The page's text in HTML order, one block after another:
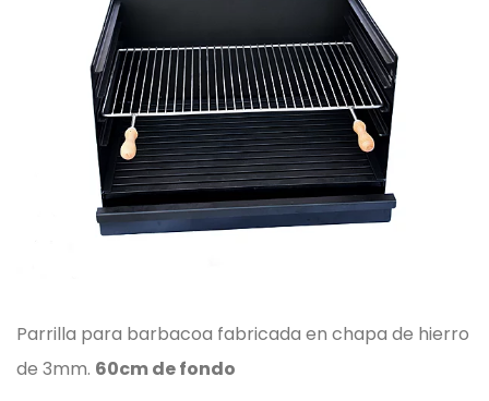
Parrilla para barbacoa fabricada en chapa de hierro
de 3mm. 60cm de fondo